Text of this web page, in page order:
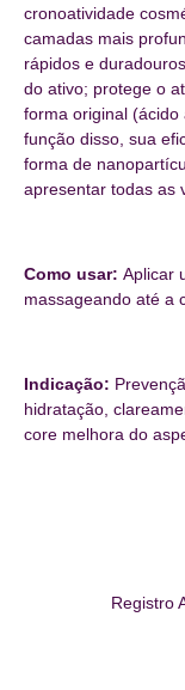
cronoatividade
camadas mais
rápidos e
do ativo; protege o
forma original (ácido
função disso, sua
forma de
apresentar todas as
Como usar: Aplicar
massageando até a
Indicação:
hidratação,
core melhora do
Registro